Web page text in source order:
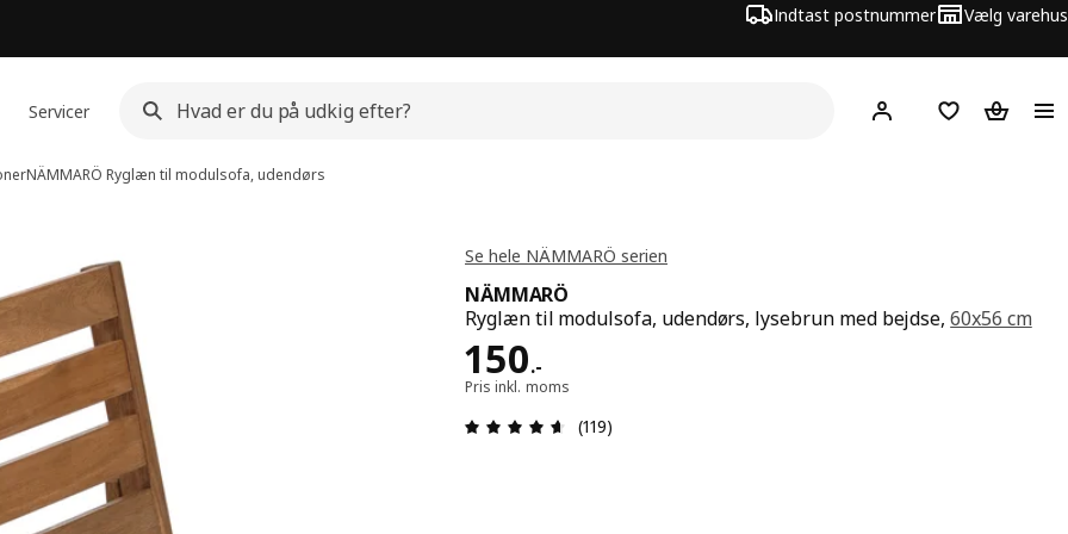
Indtast postnummer Vælg varehus
Servicer Hej! Log ind her
Huskeliste
Kurv
NÄMMARÖ Ryglæn til modulsofa, udendørs
Se hele NÄMMARÖ serien
NÄMMARÖ
Ryglæn til modulsofa, udendørs, lysebrun med bejdse,60x56 cm
150.-
Pris 150.-
Pris inkl. moms
Anmeldelse: 4.6 Ud af 5 Stjerner. Anmeldelser i alt: 119
(119)